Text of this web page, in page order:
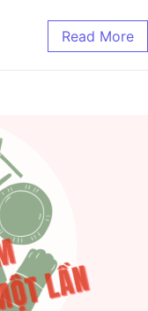
Read More